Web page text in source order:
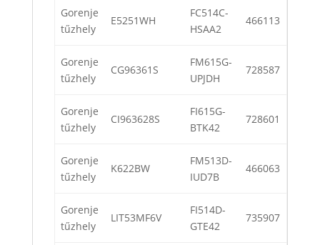
Gorenje
tűzhely
E5251WH
FC514C-
HSAA2
466113
Gorenje
tűzhely
CG96361S
FM615G-
UPJDH
728587
Gorenje
tűzhely
CI963628S
FI615G-
BTK42
728601
Gorenje
tűzhely
K622BW
FM513D-
IUD7B
466063
Gorenje
tűzhely
LIT53MF6V
FI514D-
GTE42
735907